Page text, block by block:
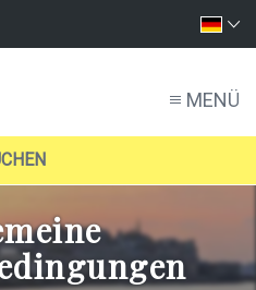
MENÜ